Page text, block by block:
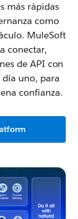
más rápidas
como
MuleSoft
conectar,
de API con
uno, para
confianza.